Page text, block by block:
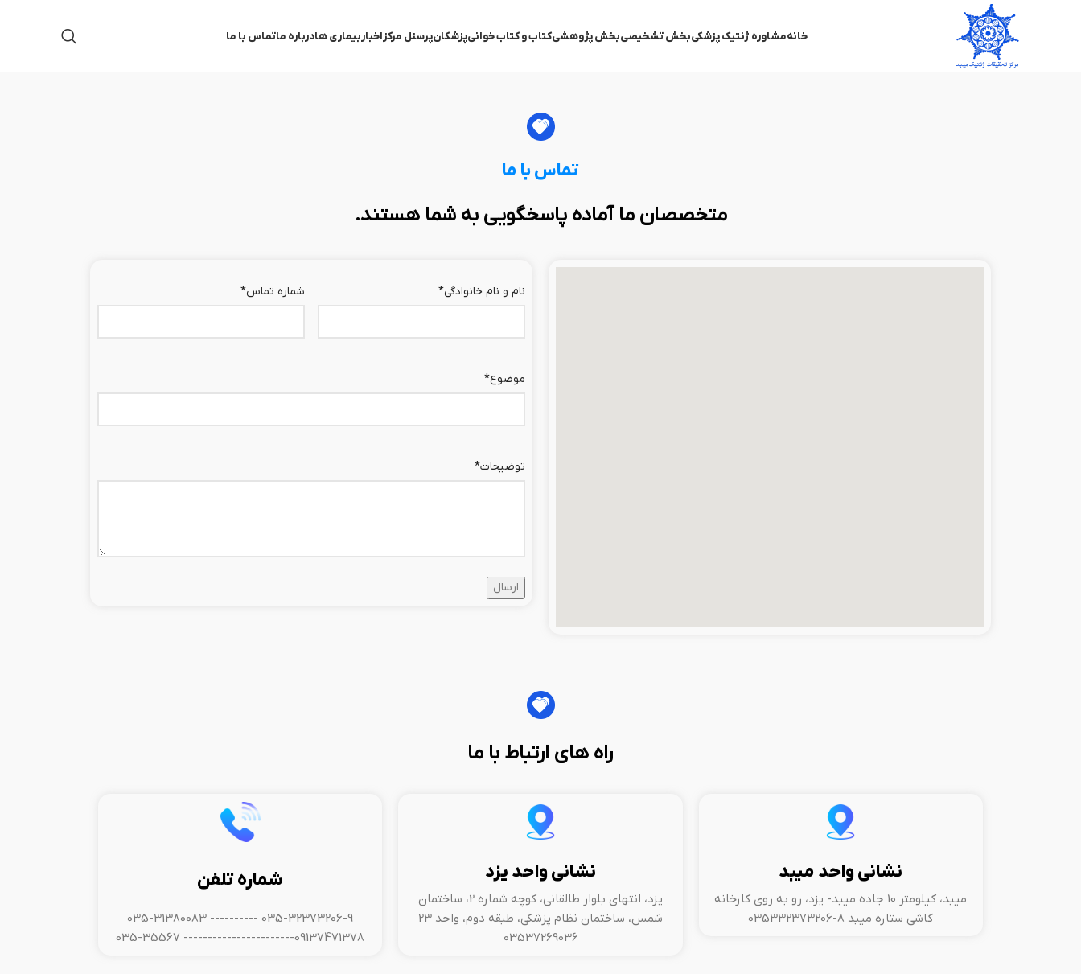
خانهمشاوره ژنتیک پزشکیبخش تشخیصیبخش پژوهشیکتاب و کتاب خوانیپزشکانپرسنل مرکزاخباربیماری هادرباره ماتماس با ما
تماس با ما
متخصصان ما آماده پاسخگویی به شما هستند.
نام و نام خانوادگی* شماره تماس*
موضوع*
توضیحات*
راه های ارتباط با ما
نشانی واحد میبد
میبد، کیلومتر 10 جاده میبد- یزد، رو به روی کارخانه
کاشی ستاره میبد 8-035332373206
نشانی واحد یزد
یزد، انتهای بلوار طالقانی، کوچه شماره 2، ساختمان
شمس، ساختمان نظام پزشکی، طبقه دوم، واحد 23
03537269036
شماره تلفن
035-32373206-9 ---------- 035-31380083
09137471378----------------------- 035-35567